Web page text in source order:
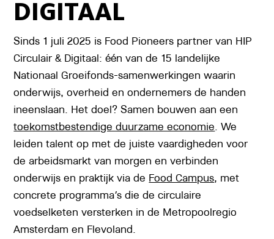
DIGITAAL
Sinds 1 juli 2025 is Food Pioneers partner van HIP
Circulair & Digitaal: één van de 15 landelijke
Nationaal Groeifonds-samenwerkingen waarin
onderwijs, overheid en ondernemers de handen
ineenslaan. Het doel? Samen bouwen aan een
toekomstbestendige duurzame economie . We
leiden talent op met de juiste vaardigheden voor
de arbeidsmarkt van morgen en verbinden
onderwijs en praktijk via de Food Campus, met
concrete programma’s die de circulaire
voedselketen versterken in de Metropoolregio
Amsterdam en Flevoland.